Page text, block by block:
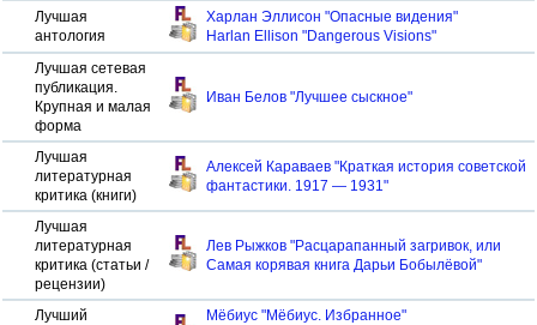
Лучшая
антология
Харлан Эллисон "Опасные видения"
Harlan Ellison "Dangerous Visions"
Лучшая сетевая
публикация.
Крупная и малая
форма
Иван Белов "Лучшее сыскное"
Лучшая
литературная
критика (книги)
Алексей Караваев "Краткая история советской
фантастики. 1917 — 1931"
Лучшая
литературная
критика (статьи /
рецензии)
Лев Рыжков "Расцарапанный загривок, или
Самая корявая книга Дарьи Бобылёвой"
Лучший
Мёбиус "Мёбиус. Избранное"